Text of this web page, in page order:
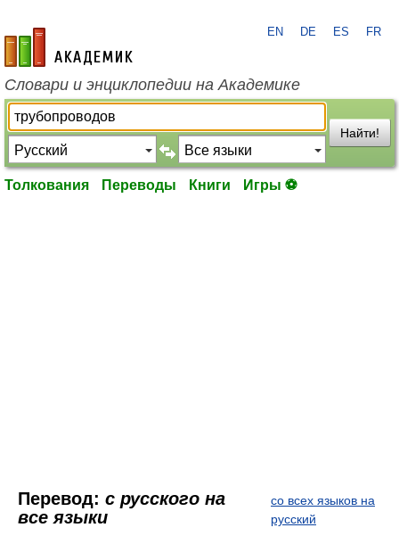
academic.ru
EN DE ES FR
Словари и энциклопедии на Академике
Найти!
Толкования Переводы Книги Игры ⚽
Перевод: с русского на
все языки
со всех языков на
русский